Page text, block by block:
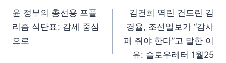
윤 정부의 총선용 포퓰
리즘 식단표: 감세 중심
으로
김건희 역린 건드린 김
경율, 조선일보가 “감사
패 줘야 한다”고 말한 이
유: 슬로우레터 1월25